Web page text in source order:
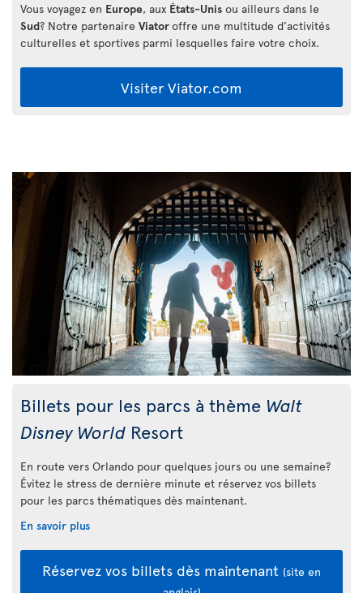
Vous voyagez en Europe, aux États-Unis ou ailleurs dans le
Sud? Notre partenaire Viatoroffre une multitude d’activités
culturelles et sportives parmi lesquelles faire votre choix.
Visiter Viator.com
Billets pour les parcs à thème Walt
Disney World Resort
En route vers Orlando pour quelques jours ou une semaine?
Évitez le stress de dernière minute et réservez vos billets
pour les parcs thématiques dès maintenant.
En savoir plus
Réservez vos billets dès maintenant (site en